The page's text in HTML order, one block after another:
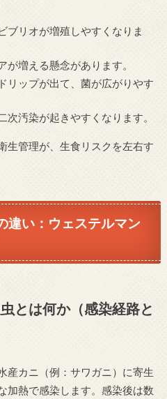
ブリオが増殖しやすくなりま
増える懸念があります。
リップが出て、菌が広がりやす
次汚染が起きやすくなります。
生管理が、生食リスクを左右す
違い：ウェステルマン
とは何か（感染経路と
産カニ（例：サワガニ）に寄生
加熱で感染します。感染後は数